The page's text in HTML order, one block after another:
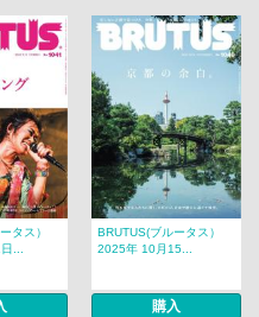
タス）
...
BRUTUS(ブルータス）
2025年 10月15...
購入